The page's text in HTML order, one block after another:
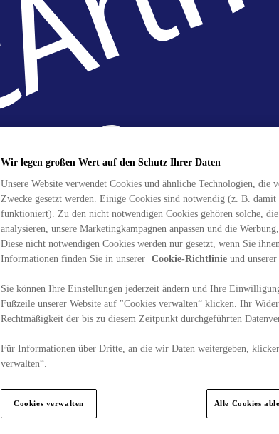
Wir legen großen Wert auf den Schutz Ihrer Daten
Unsere Website verwendet Cookies und ähnliche Technologien, die
Zwecke gesetzt werden. Einige Cookies sind notwendig (z. B. damit
funktioniert). Zu den nicht notwendigen Cookies gehören solche,
analysieren, unsere Marketingkampagnen anpassen und die
Diese nicht notwendigen Cookies werden nur gesetzt, wenn Sie
Informationen finden Sie in unserer Cookie-Richtlinie und unserer
Sie können Ihre Einstellungen jederzeit ändern und Ihre
Fußzeile unserer Website auf "Cookies verwalten“ klicken. Ihr
Rechtmäßigkeit der bis zu diesem Zeitpunkt durchgeführten
Für Informationen über Dritte, an die wir Daten weitergeben,
verwalten“.
Cookies verwalten Alle Cookies